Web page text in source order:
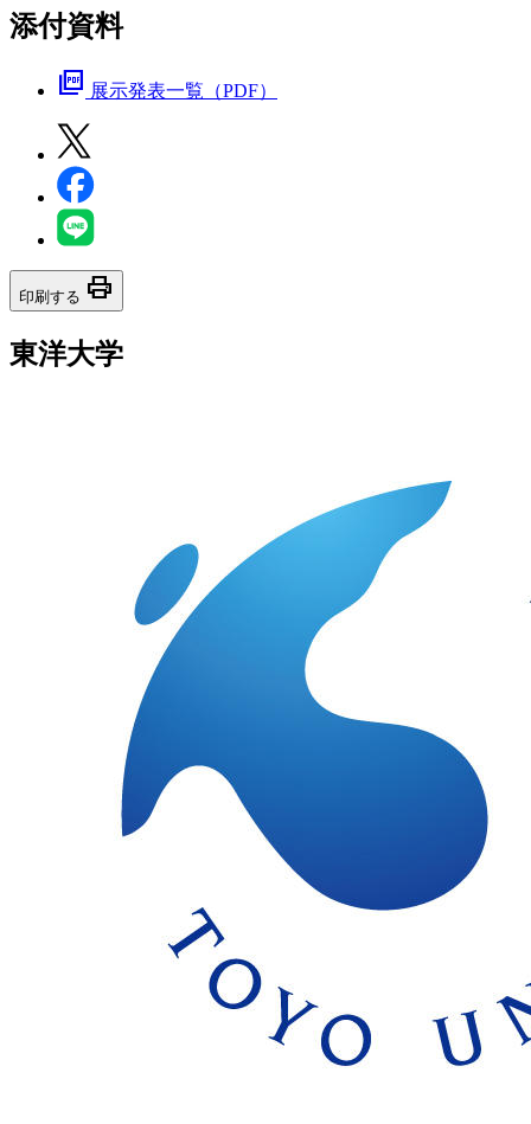
添付資料
picture_as_pdf 展示発表一覧（PDF）
印刷する print
東洋大学